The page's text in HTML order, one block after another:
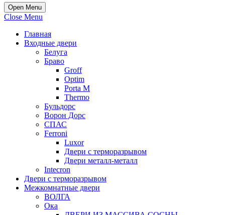
Open Menu
Close Menu
Главная
Входные двери
Белуга
Браво
Groff
Optim
Porta М
Thermo
Бульдорс
Ворон Дорс
СПАС
Ferroni
Luxor
Двери с терморазрывом
Двери металл-металл
Intecron
Двери с терморазрывом
Межкомнатные двери
ВОЛГА
Ока